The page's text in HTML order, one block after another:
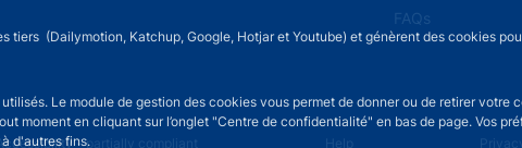
tiers (Dailymotion, Katchup, Google, Hotjar et Youtube) et génèrent des cookies
Le module de gestion des cookies vous permet de donner ou de retirer votre
moment en cliquant sur l’onglet "Centre de confidentialité" en bas de page. Vos
d'autres fins.
FAQs
- partially compliant Help